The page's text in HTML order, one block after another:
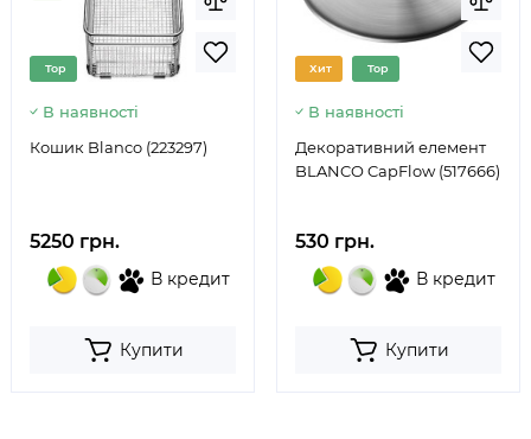
Top
В наявності
Кошик Blanco (223297)
5250 грн.
В кредит
Купити
Хит Top
В наявності
Декоративний елемент
BLANCO CapFlow (517666)
530 грн.
В кредит
Купити